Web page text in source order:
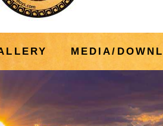
MEDIA/